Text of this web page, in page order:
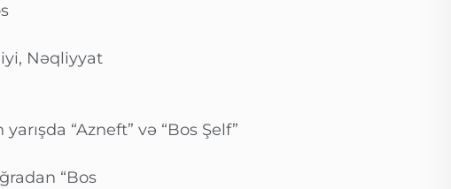
Nəqliyyat
“Azneft” və “Bos Şelf”
“Bos